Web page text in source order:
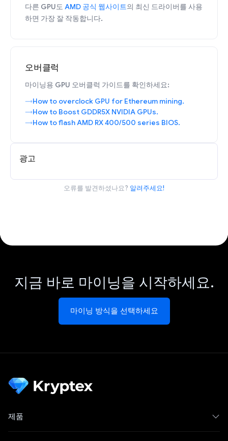
다른 GPU도 AMD 공식 웹사이트의 최신 드라이버를 사용
하면 가장 잘 작동합니다.
오버클럭
마이닝용 GPU 오버클럭 가이드를 확인하세요:
How to overclock GPU for Ethereum mining.
How to Boost GDDR5X NVIDIA GPUs.
How to flash AMD RX 400/500 series BIOS.
광고
오류를 발견하셨나요? 알려주세요!
지금 바로 마이닝을 시작하세요.
마이닝 방식을 선택하세요
제품